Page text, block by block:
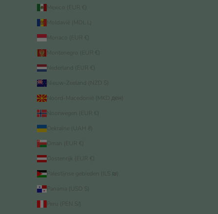
Mexico (EUR €)
Moldavië (MDL L)
Monaco (EUR €)
Montenegro (EUR €)
Nederland (EUR €)
Nieuw-Zeeland (NZD $)
Noord-Macedonië (MKD ден)
Noorwegen (EUR €)
Oekraïne (UAH ₴)
Oman (EUR €)
Oostenrijk (EUR €)
Palestijnse gebieden (ILS ₪)
Panama (USD $)
Peru (PEN S/)